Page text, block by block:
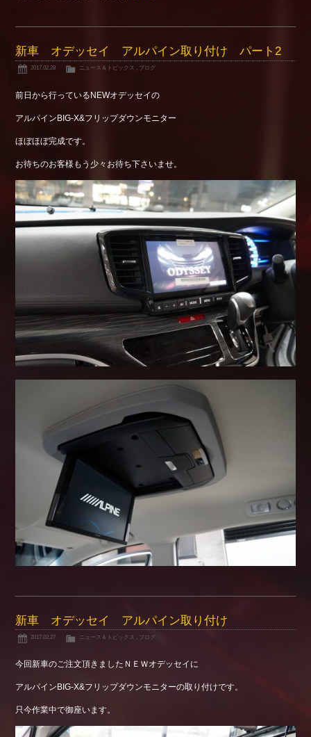
新車 オデッセイ アルパイン取り付け パート2
2017.02.28 ニュース＆トピックス , ブログ
前日から行っているNEWオデッセイの
アルパインBIG-X&フリップダウンモニター
ほぼほぼ完成です。
お待ちのお客様もう少々お待ち下さいませ。
新車 オデッセイ アルパイン取り付け
2017.02.27 ニュース＆トピックス ブログ
今回新車のご注文頂きましたＮＥＷオデッセイに
アルパインBIG-X&フリップダウンモニターの取り付けです。
只今作業中で御座います。